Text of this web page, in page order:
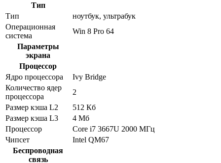
Тип
Тип
ноутбук, ультрабук
Операционная
система
Win 8 Pro 64
Параметры
экрана
Процессор
Ядро процессора
Ivy Bridge
Количество ядер
процессора
2
Размер кэша L2
512 Кб
Размер кэша L3
4 Мб
Процессор
Core i7 3667U 2000 МГц
Чипсет
Intel QM67
Беспроводная
связь